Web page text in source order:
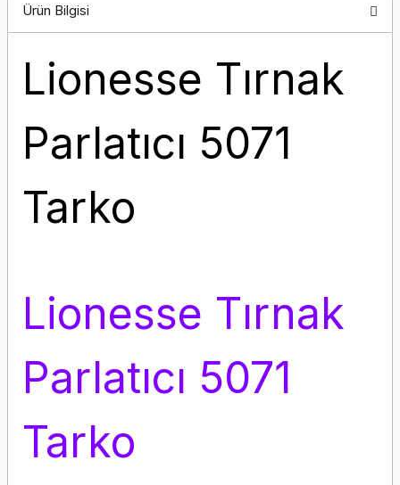
Ürün Bilgisi
Lionesse Tırnak
Parlatıcı 5071
Tarko
Lionesse Tırnak
Parlatıcı 5071
Tarko